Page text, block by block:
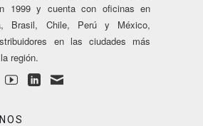
1999 y cuenta con oficinas en
Brasil, Chile, Perú y México,
en las ciudades más
región.